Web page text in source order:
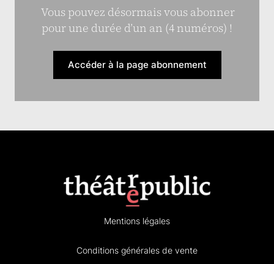
Vous pouvez désormais vous abonner
pour une durée d’un an (4 numéros) !
Accéder à la page abonnement
Mentions légales
Conditions générales de vente